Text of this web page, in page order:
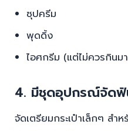
ซุปครีม
พุดดิ้ง
ไอศกรีม (แต่ไม่ควรกินม
4. มีชุดอุปกรณ์จัด
จัดเตรียมกระเป๋าเล็กๆ สำห